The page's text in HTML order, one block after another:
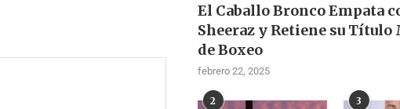
El Caballo Bronco Empata
Sheeraz y Retiene su
de Boxeo
febrero 22, 2025
2 3